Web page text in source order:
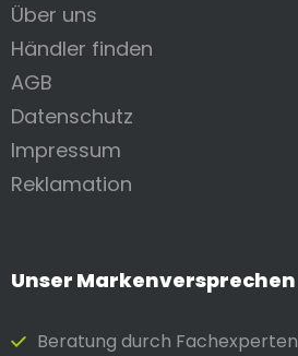
Über uns
Händler finden
AGB
Datenschutz
Impressum
Reklamation
Unser Markenversprechen
Beratung durch Fach­experten